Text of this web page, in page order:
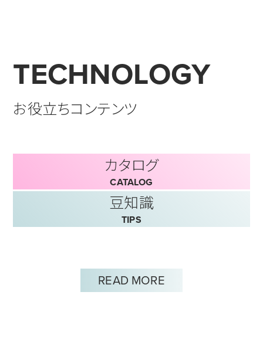
TECHNOLOGY
お役立ちコンテンツ
カタログ
CATALOG
豆知識
TIPS
READ MORE